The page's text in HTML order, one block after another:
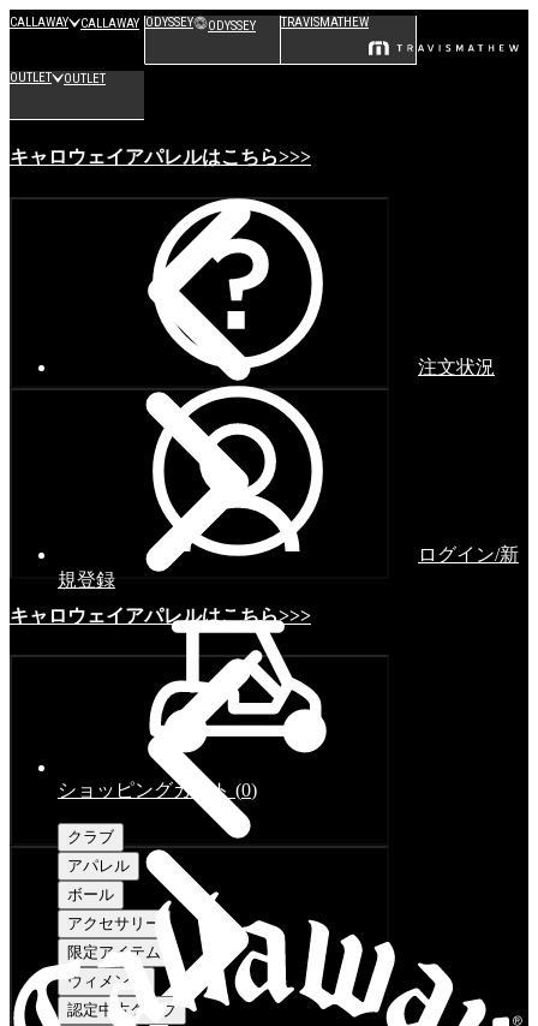
CALLAWAY CALLAWAY ODYSSEY ODYSSEY TRAVISMATHEW
OUTLET OUTLET
キャロウェイアパレルはこちら>>>
キャロウェイアパレルはこちら>>>
注文状況
ログイン/新
規登録
ショッピングカート (0)
クラブ
アパレル
ボール
アクセサリー
限定アイテム
ウィメンズ
認定中古クラブ